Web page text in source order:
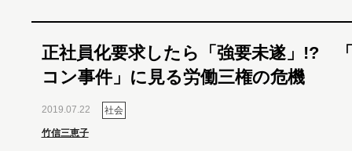
正社員化要求したら「強要未遂」!?
コン事件」に見る労働三権の危機
2019.07.22 社会
竹信三恵子